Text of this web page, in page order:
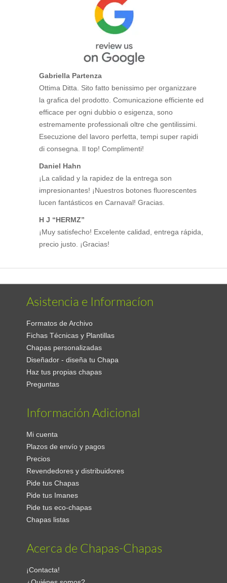
Gabriella Partenza
Ottima Ditta. Sito fatto benissimo per organizzare
la grafica del prodotto. Comunicazione efficiente ed
efficace per ogni dubbio o esigenza, sono
estremamente professionali oltre che gentilissimi.
Esecuzione del lavoro perfetta, tempi super rapidi
di consegna. Il top! Complimenti!
Daniel Hahn
¡La calidad y la rapidez de la entrega son
impresionantes! ¡Nuestros botones fluorescentes
lucen fantásticos en Carnaval! Gracias.
H J “HERMZ”
¡Muy satisfecho! Excelente calidad, entrega rápida,
precio justo. ¡Gracias!
Asistencia e Informacíon
Formatos de Archivo
Fichas Técnicas y Plantillas
Chapas personalizadas
Diseñador - diseña tu Chapa
Haz tus propias chapas
Preguntas
Información Adicional
Mi cuenta
Plazos de envío y pagos
Precios
Revendedores y distribuidores
Pide tus Chapas
Pide tus Imanes
Pide tus eco-chapas
Chapas listas
Acerca de Chapas-Chapas
¡Contacta!